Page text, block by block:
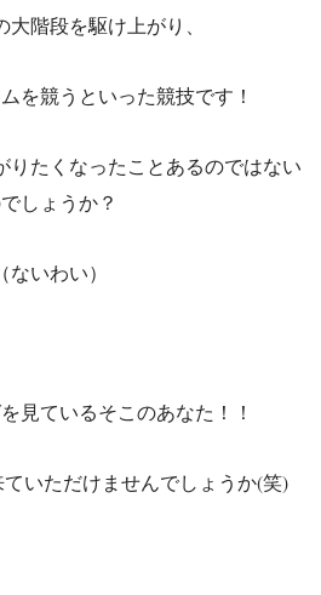
大階段を駆け上がり、
を競うといった競技です！
りたくなったことあるのではない
しょうか？
（ないわい）
見ているそこのあなた！！
いただけませんでしょうか(笑)